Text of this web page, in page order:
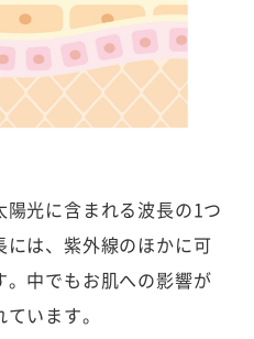
光に含まれる波長の1つ
は、紫外線のほかに可
中でもお肌への影響が
います。